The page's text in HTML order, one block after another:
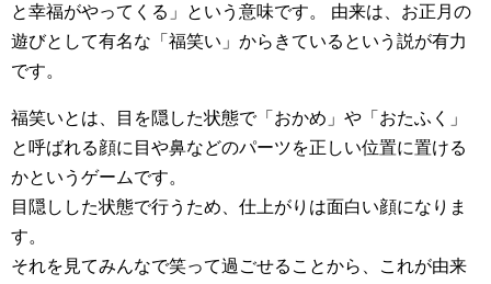
と幸福がやってくる」という意味です。 由来は、お正月の
遊びとして有名な「福笑い」からきているという説が有力
です。
福笑いとは、目を隠した状態で「おかめ」や「おたふく」
と呼ばれる顔に目や鼻などのパーツを正しい位置に置ける
かというゲームです。
目隠しした状態で行うため、仕上がりは面白い顔になりま
す。
それを見てみんなで笑って過ごせることから、これが由来